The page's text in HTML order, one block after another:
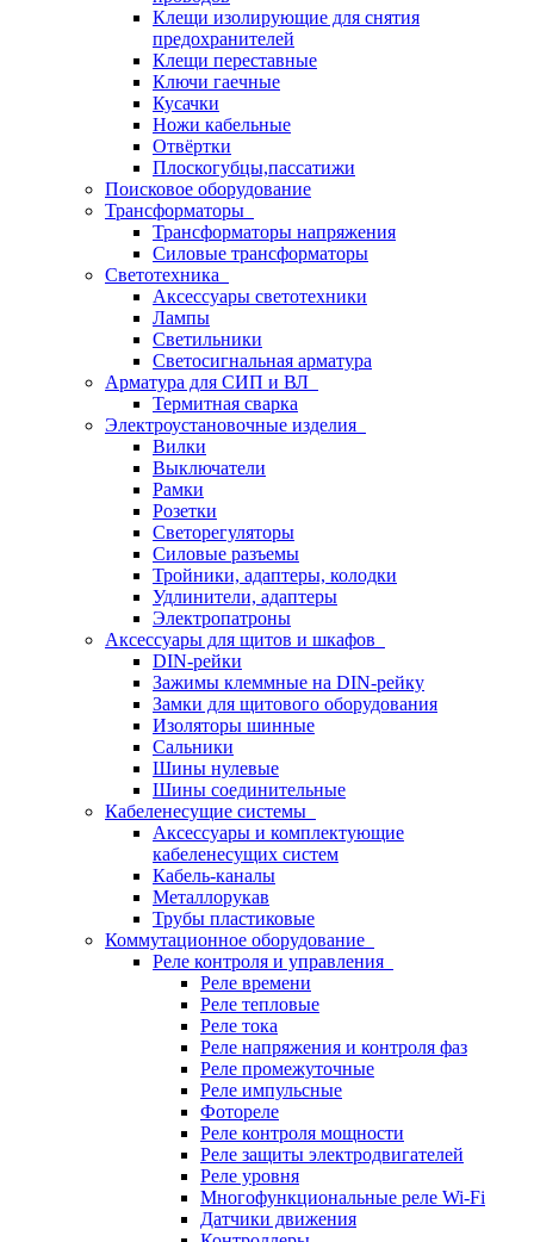
Клещи изолирующие для снятия
предохранителей
Клещи переставные
Ключи гаечные
Кусачки
Ножи кабельные
Отвёртки
Плоскогубцы,пассатижи
Поисковое оборудование
Трансформаторы
Трансформаторы напряжения
Силовые трансформаторы
Светотехника
Аксессуары светотехники
Лампы
Светильники
Светосигнальная арматура
Арматура для СИП и ВЛ
Термитная сварка
Электроустановочные изделия
Вилки
Выключатели
Рамки
Розетки
Светорегуляторы
Силовые разъемы
Тройники, адаптеры, колодки
Удлинители, адаптеры
Электропатроны
Аксессуары для щитов и шкафов
DIN-рейки
Зажимы клеммные на DIN-рейку
Замки для щитового оборудования
Изоляторы шинные
Сальники
Шины нулевые
Шины соединительные
Кабеленесущие системы
Аксессуары и комплектующие
кабеленесущих систем
Кабель-каналы
Металлорукав
Трубы пластиковые
Коммутационное оборудование
Реле контроля и управления
Реле времени
Реле тепловые
Реле тока
Реле напряжения и контроля фаз
Реле промежуточные
Реле импульсные
Фотореле
Реле контроля мощности
Реле защиты электродвигателей
Реле уровня
Многофункциональные реле Wi-Fi
Датчики движения